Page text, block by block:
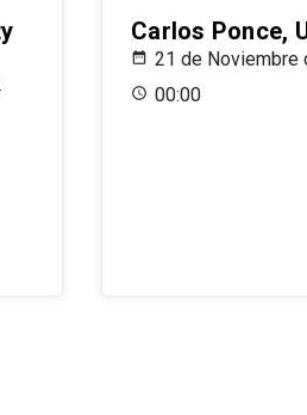
Carlos Ponce,
21 de Noviembre
00:00